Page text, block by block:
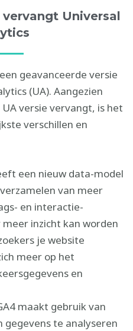
Universal
geavanceerde versie
(UA). Aangezien
versie vervangt, is het
verschillen en
een nieuw data-model
van meer
en interactie-
inzicht kan worden
je website
meer op het
en
maakt gebruik van
gegevens te analyseren